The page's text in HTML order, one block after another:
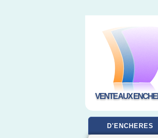
VENTE AUX
D'ENCHERES